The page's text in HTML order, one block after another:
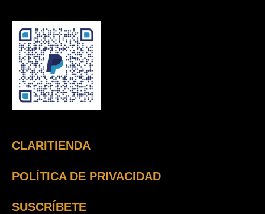
CLARITIENDA
POLÍTICA DE PRIVACIDAD
SUSCRÍBETE